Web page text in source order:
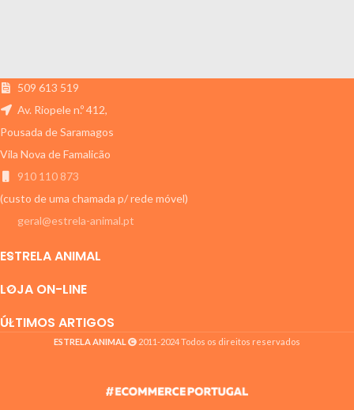
509 613 519
Av. Riopele n.º 412,
Pousada de Saramagos
Vila Nova de Famalicão
910 110 873
(custo de uma chamada p/ rede móvel)
geral@estrela-animal.pt
ESTRELA ANIMAL
LOJA ON-LINE
ÚLTIMOS ARTIGOS
ESTRELA ANIMAL 2011-2024 Todos os direitos reservados